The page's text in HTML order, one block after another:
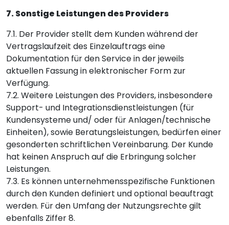
7. Sonstige Leistungen des Providers
7.1. Der Provider stellt dem Kunden während der
Vertragslaufzeit des Einzelauftrags eine
Dokumentation für den Service in der jeweils
aktuellen Fassung in elektronischer Form zur
Verfügung.
7.2. Weitere Leistungen des Providers, insbesondere
Support- und Integrationsdienstleistungen (für
Kundensysteme und/ oder für Anlagen/technische
Einheiten), sowie Beratungsleistungen, bedürfen einer
gesonderten schriftlichen Vereinbarung. Der Kunde
hat keinen Anspruch auf die Erbringung solcher
Leistungen.
7.3. Es können unternehmensspezifische Funktionen
durch den Kunden definiert und optional beauftragt
werden. Für den Umfang der Nutzungsrechte gilt
ebenfalls Ziffer 8.